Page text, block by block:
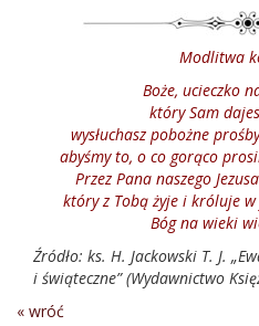
Modlitwa
Boże, ucieczko
który Sam
wysłuchasz pobożne
abyśmy to, o co gorąco
Przez Pana naszego
który z Tobą żyje i króluje w
Bóg na wieki
Źródło: ks. H. Jackowski T. J.
i świąteczne” (Wydawnictwo
« wróć